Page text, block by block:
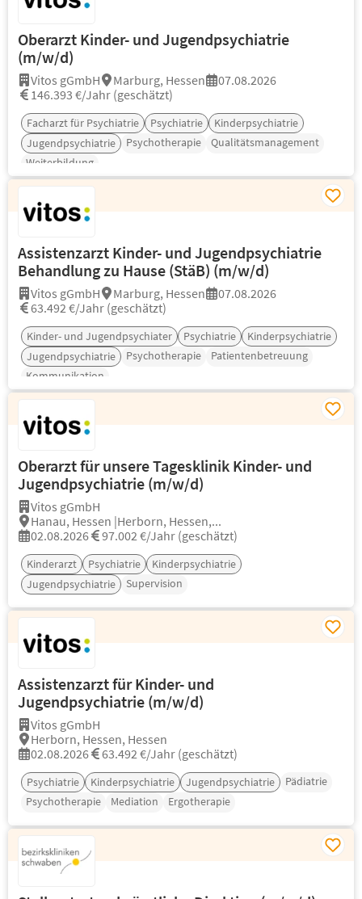
Oberarzt Kinder- und Jugendpsychiatrie
(m/w/d)
Vitos gGmbH Marburg, Hessen
07.08.2026
146.393 €/Jahr (geschätzt)
Facharzt für Psychiatrie Psychiatrie
Kinderpsychiatrie
Jugendpsychiatrie
Psychotherapie
Qualitätsmanagement
Weiterbildung
Assistenzarzt Kinder- und Jugendpsychiatrie
Behandlung zu Hause (StäB) (m/w/d)
Vitos gGmbH Marburg, Hessen
07.08.2026
63.492 €/Jahr (geschätzt)
Kinder- und Jugendpsychiater Psychiatrie
Kinderpsychiatrie
Jugendpsychiatrie
Psychotherapie
Patientenbetreuung
Kommunikation
Oberarzt für unsere Tagesklinik Kinder- und
Jugendpsychiatrie (m/w/d)
Vitos gGmbH
Hanau, Hessen |Herborn, Hessen,...
02.08.2026
97.002 €/Jahr (geschätzt)
Kinderarzt Psychiatrie
Kinderpsychiatrie
Jugendpsychiatrie
Supervision
Assistenzarzt für Kinder- und
Jugendpsychiatrie (m/w/d)
Vitos gGmbH
Herborn, Hessen, Hessen
02.08.2026
63.492 €/Jahr (geschätzt)
Psychiatrie Kinderpsychiatrie Jugendpsychiatrie
Pädiatrie
Psychotherapie
Mediation Ergotherapie